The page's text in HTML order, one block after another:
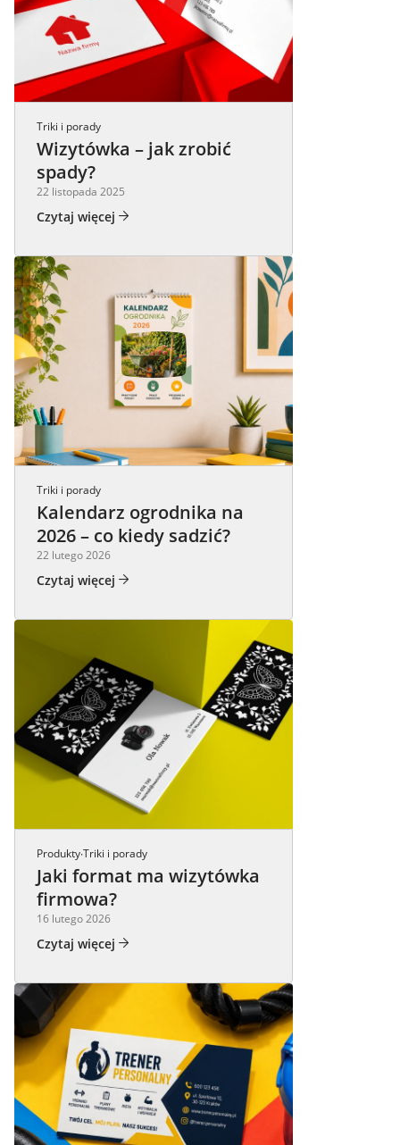
Triki i porady
Wizytówka – jak zrobić
spady?
22 listopada 2025
Czytaj więcej
Triki i porady
Kalendarz ogrodnika na
2026 – co kiedy sadzić?
22 lutego 2026
Czytaj więcej
Produkty·Triki i porady
Jaki format ma wizytówka
firmowa?
16 lutego 2026
Czytaj więcej